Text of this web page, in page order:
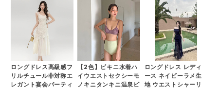
ロングドレス高級感フ
リルチュール非対称エ
レガント宴会パーティ
【2色】ビキニ水着ハ
イウエストセクシーモ
ノキニタンキニ温泉ビ
ロングドレス レディ
ース ネイビーラメ生
地 ウエストシャーリ